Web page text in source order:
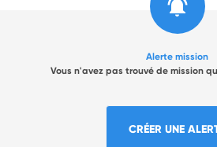
Alerte mission
Vous n'avez pas trouvé de mission
CRÉER UNE